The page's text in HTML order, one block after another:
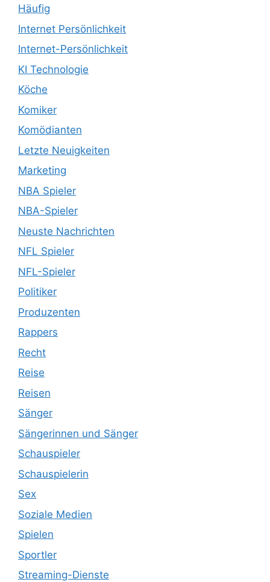
Häufig
Internet Persönlichkeit
Internet-Persönlichkeit
KI Technologie
Köche
Komiker
Komödianten
Letzte Neuigkeiten
Marketing
NBA Spieler
NBA-Spieler
Neuste Nachrichten
NFL Spieler
NFL-Spieler
Politiker
Produzenten
Rappers
Recht
Reise
Reisen
Sänger
Sängerinnen und Sänger
Schauspieler
Schauspielerin
Sex
Soziale Medien
Spielen
Sportler
Streaming-Dienste